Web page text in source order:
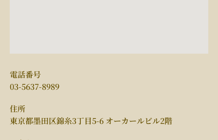
電話番号
03-5637-8989
住所
東京都墨田区錦糸3丁目5-6 オーカールビル2階